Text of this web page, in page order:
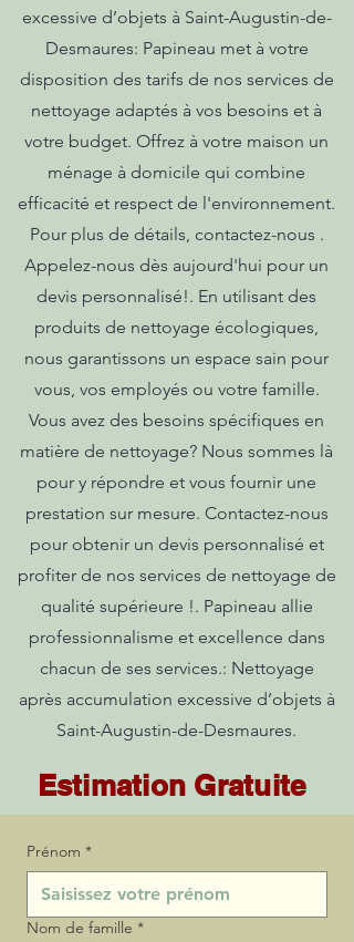
excessive d’objets à Saint-Augustin-de-
Desmaures: Papineau met à votre
disposition des tarifs de nos services de
nettoyage adaptés à vos besoins et à
votre budget. Offrez à votre maison un
ménage à domicile qui combine
efficacité et respect de l'environnement.
Pour plus de détails, contactez-nous .
Appelez-nous dès aujourd'hui pour un
devis personnalisé!. En utilisant des
produits de nettoyage écologiques,
nous garantissons un espace sain pour
vous, vos employés ou votre famille.
Vous avez des besoins spécifiques en
matière de nettoyage? Nous sommes là
pour y répondre et vous fournir une
prestation sur mesure. Contactez-nous
pour obtenir un devis personnalisé et
profiter de nos services de nettoyage de
qualité supérieure !. Papineau allie
professionnalisme et excellence dans
chacun de ses services.: Nettoyage
après accumulation excessive d’objets à
Saint-Augustin-de-Desmaures.
Estimation Gratuite
Prénom *
Nom de famille *